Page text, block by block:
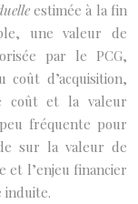
estimée à la fin
une valeur de
par le PCG,
d’acquisition,
coût et la valeur
fréquente pour
sur la valeur de
et l’enjeu financier
induite.